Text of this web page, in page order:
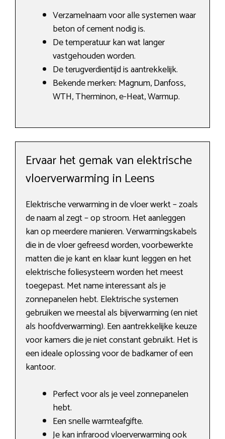
Verzamelnaam voor alle systemen waar
beton of cement nodig is.
De temperatuur kan wat langer
vastgehouden worden.
De terugverdientijd is aantrekkelijk.
Bekende merken: Magnum, Danfoss,
WTH, Therminon, e-Heat, Warmup.
Ervaar het gemak van elektrische
vloerverwarming in Leens
Elektrische verwarming in de vloer werkt – zoals
de naam al zegt – op stroom. Het aanleggen
kan op meerdere manieren. Verwarmingskabels
die in de vloer gefreesd worden, voorbewerkte
matten die je kant en klaar kunt leggen en het
elektrische foliesysteem worden het meest
toegepast. Met name interessant als je
zonnepanelen hebt. Elektrische systemen
gebruiken we meestal als bijverwarming (en niet
als hoofdverwarming). Een aantrekkelijke keuze
voor kamers die je niet constant gebruikt. Het is
een ideale oplossing voor de badkamer of een
kantoor.
Perfect voor als je veel zonnepanelen
hebt.
Een snelle warmteafgifte.
Je kan infrarood vloerverwarming ook